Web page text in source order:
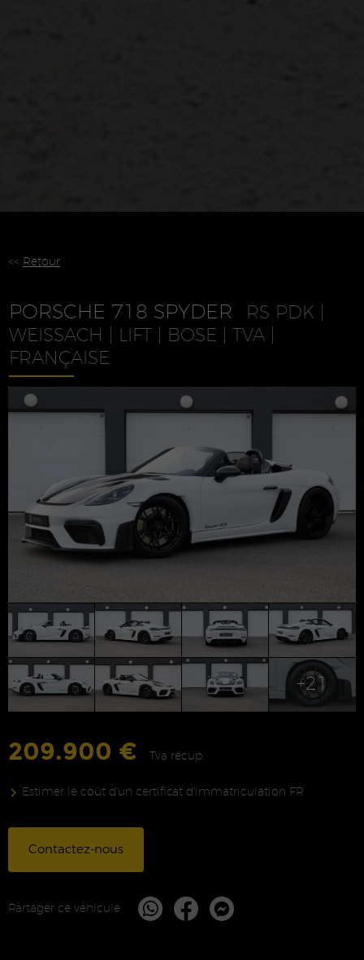
<< Retour
PORSCHE 718 SPYDER
RS PDK |
WEISSACH | LIFT | BOSE | TVA |
FRANÇAISE
+21
209.900 € Tva récup.
Estimer le coût d'un certificat d'immatriculation FR
Contactez-nous
Partager ce véhicule